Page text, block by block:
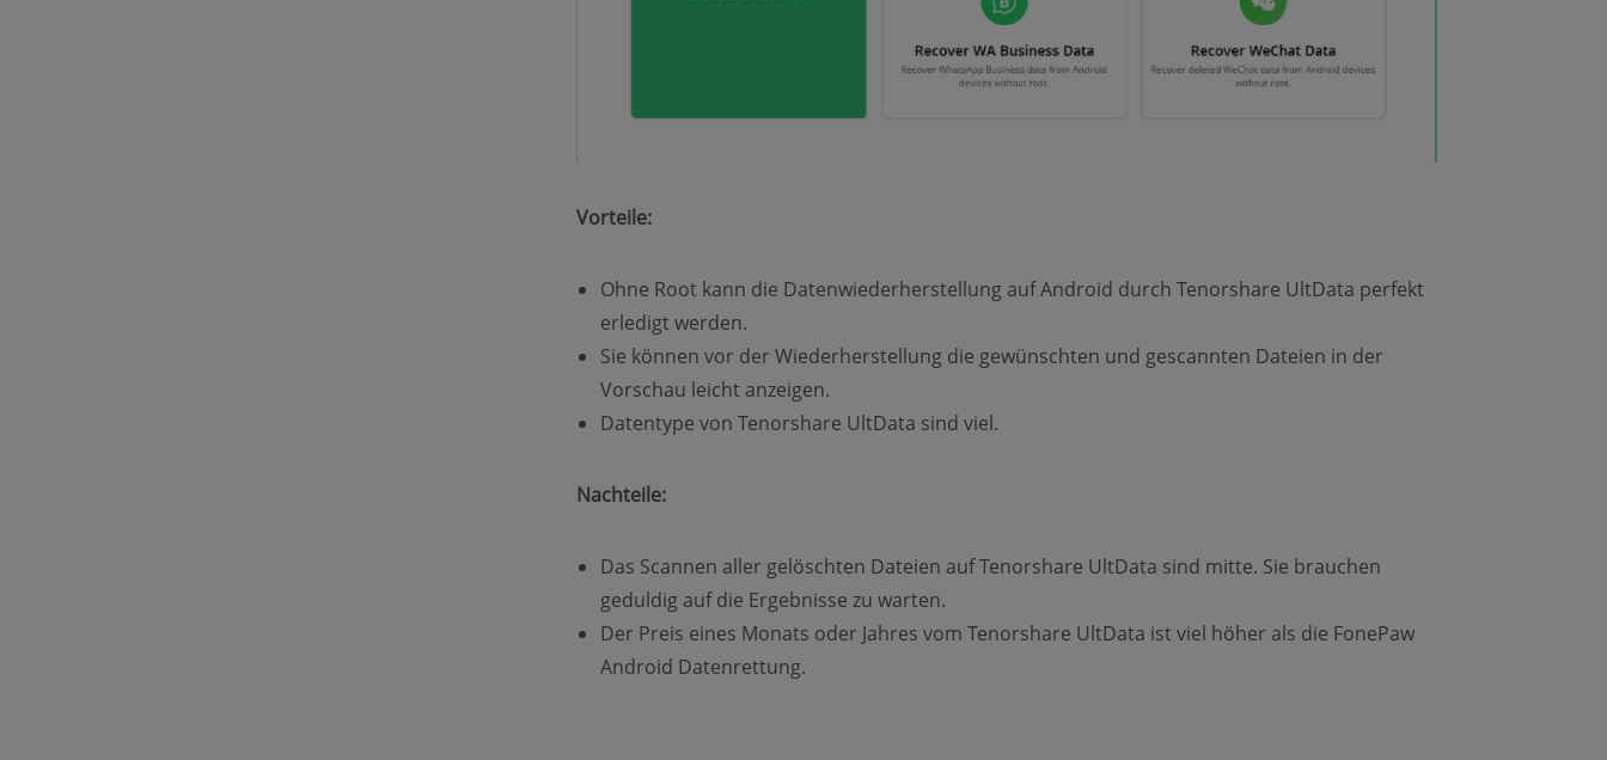
Vorteile:
Ohne Root kann die Datenwiederherstellung auf Android durch Tenorshare UltData perfekt
erledigt werden.
Sie können vor der Wiederherstellung die gewünschten und gescannten Dateien in der
Vorschau leicht anzeigen.
Datentype von Tenorshare UltData sind viel.
Nachteile:
Das Scannen aller gelöschten Dateien auf Tenorshare UltData sind mitte. Sie brauchen
geduldig auf die Ergebnisse zu warten.
Der Preis eines Monats oder Jahres vom Tenorshare UltData ist viel höher als die FonePaw
Android Datenrettung.